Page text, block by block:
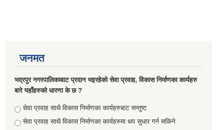
जनमत
भद्रपुर नगरपालिकाबाट प्रदान भइरहेको सेवा प्रवाह, विकास निर्माणका कार्यहरु
बारे यहाँहरुको धारणा के छ ?
Choices
सेवा प्रवाह साथै विकास निर्माणका कार्यहरुबाट सन्तुष्ट
सेवा प्रवाह साथै विकास निर्माणका कार्यहरुमा थप सुधार गर्न सकिने